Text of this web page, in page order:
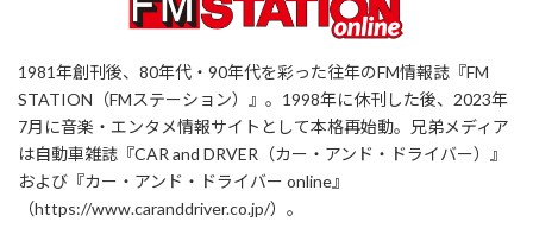
1981年創刊後、80年代・90年代を彩った往年のFM情報誌『FM
STATION（FMステーション）』。1998年に休刊した後、2023年
7月に音楽・エンタメ情報サイトとして本格再始動。兄弟メディア
は自動車雑誌『CAR and DRVER（カー・アンド・ドライバー）』
および『カー・アンド・ドライバー online』
（https://www.caranddriver.co.jp/）。